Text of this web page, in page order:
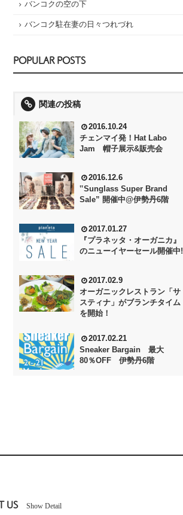
バンコクの空の下
バンコク駐在妻の日々つれづれ
POPULAR POSTS
関連の投稿
2016.10.24
チェンマイ発！Hat Labo
Jam 帽子展示&販売会
2016.12.6
‟Sunglass Super Brand
Sale” 開催中@伊勢丹6階
2017.01.27
『プラネッタ・オーガニカ』
のニューイヤーセール開催中!
2017.02.9
オーガニックレストラン「サ
スティナ」がブランチタイム
を開始！
2017.02.21
Sneaker Bargain 最大
80％OFF 伊勢丹6階
US Show Detail